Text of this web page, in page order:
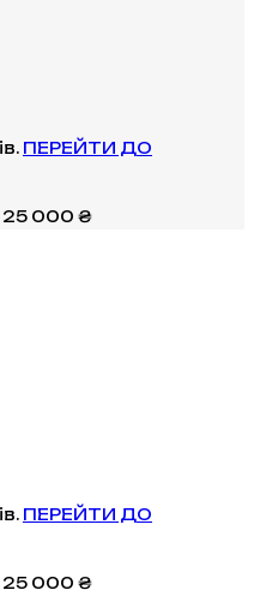
ПЕРЕЙТИ ДО
25 000 ₴
ПЕРЕЙТИ ДО
25 000 ₴